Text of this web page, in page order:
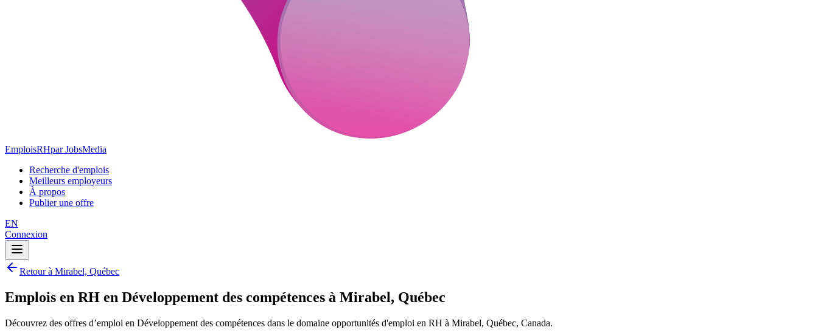
EmploisRHpar JobsMedia
Recherche d'emplois
Meilleurs employeurs
À propos
Publier une offre
EN
Connexion
Retour à Mirabel, Québec
Emplois en RH en Développement des compétences à Mirabel, Québec
Découvrez des offres d’emploi en Développement des compétences dans le domaine opportunités d'emploi en RH à Mirabel, Québec, Canada.